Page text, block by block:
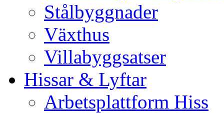
Stålbyggnader
Växthus
Villabyggsatser
Hissar & Lyftar
Arbetsplattform Hiss